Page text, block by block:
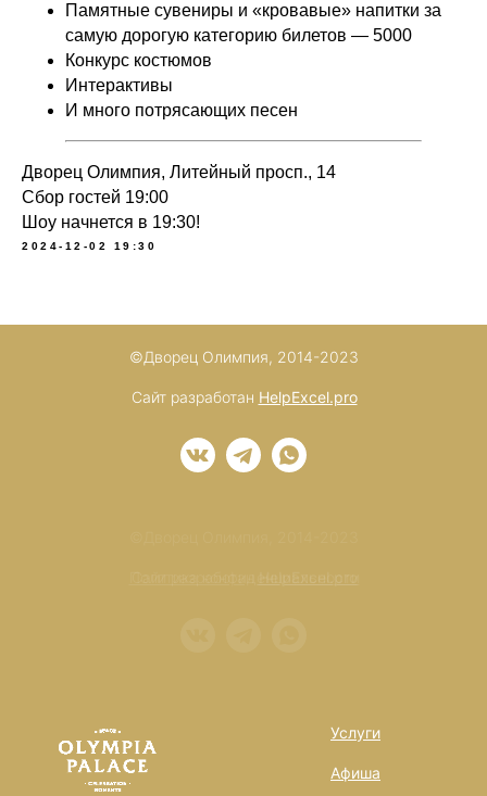
Памятные сувениры и «кровавые» напитки за
самую дорогую категорию билетов — 5000
Конкурс костюмов
Интерактивы
И много потрясающих песен
Дворец Олимпия, Литейный просп., 14
Сбор гостей 19:00
Шоу начнется в 19:30!
2024-12-02 19:30
©Дворец Олимпия, 2014-2023
Сайт разработан HelpExcel.pro
Сайт разработан HelpExcel.pro
Политика конфиденциальности
Услуги
Афиша